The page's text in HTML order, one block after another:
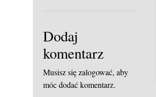
Dodaj
komentarz
Musisz sięzalogować, aby
móc dodać komentarz.